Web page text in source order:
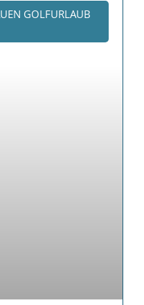
GOLFURLAUB